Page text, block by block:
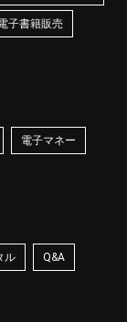
子書籍販売
電子マネー
ル Q&A